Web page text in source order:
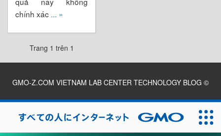
chính xác ... »
Trang 1 trên 1
GMO-Z.COM VIETNAM LAB CENTER TECHNOLOGY BLOG ©
2026